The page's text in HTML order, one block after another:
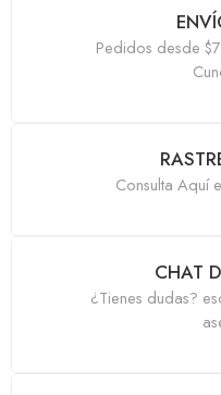
Pedidos desde
Consulta Aquí
CHAT
¿Tienes dudas?